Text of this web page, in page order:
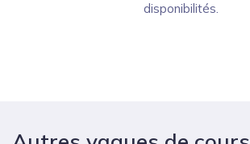
disponibilités.